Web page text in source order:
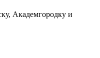
Академгородку и